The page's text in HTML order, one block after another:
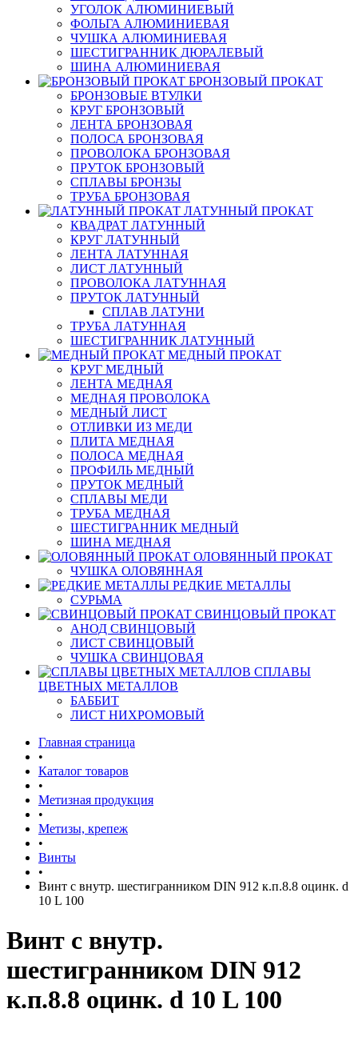
УГОЛОК АЛЮМИНИЕВЫЙ
ФОЛЬГА АЛЮМИНИЕВАЯ
ЧУШКА АЛЮМИНИЕВАЯ
ШЕСТИГРАННИК ДЮРАЛЕВЫЙ
ШИНА АЛЮМИНИЕВАЯ
БРОНЗОВЫЙ ПРОКАТ
БРОНЗОВЫЕ ВТУЛКИ
КРУГ БРОНЗОВЫЙ
ЛЕНТА БРОНЗОВАЯ
ПОЛОСА БРОНЗОВАЯ
ПРОВОЛОКА БРОНЗОВАЯ
ПРУТОК БРОНЗОВЫЙ
СПЛАВЫ БРОНЗЫ
ТРУБА БРОНЗОВАЯ
ЛАТУННЫЙ ПРОКАТ
КВАДРАТ ЛАТУННЫЙ
КРУГ ЛАТУННЫЙ
ЛЕНТА ЛАТУННАЯ
ЛИСТ ЛАТУННЫЙ
ПРОВОЛОКА ЛАТУННАЯ
ПРУТОК ЛАТУННЫЙ
СПЛАВ ЛАТУНИ
ТРУБА ЛАТУННАЯ
ШЕСТИГРАННИК ЛАТУННЫЙ
МЕДНЫЙ ПРОКАТ
КРУГ МЕДНЫЙ
ЛЕНТА МЕДНАЯ
МЕДНАЯ ПРОВОЛОКА
МЕДНЫЙ ЛИСТ
ОТЛИВКИ ИЗ МЕДИ
ПЛИТА МЕДНАЯ
ПОЛОСА МЕДНАЯ
ПРОФИЛЬ МЕДНЫЙ
ПРУТОК МЕДНЫЙ
СПЛАВЫ МЕДИ
ТРУБА МЕДНАЯ
ШЕСТИГРАННИК МЕДНЫЙ
ШИНА МЕДНАЯ
ОЛОВЯННЫЙ ПРОКАТ
ЧУШКА ОЛОВЯННАЯ
РЕДКИЕ МЕТАЛЛЫ
СУРЬМА
СВИНЦОВЫЙ ПРОКАТ
АНОД СВИНЦОВЫЙ
ЛИСТ СВИНЦОВЫЙ
ЧУШКА СВИНЦОВАЯ
СПЛАВЫ
ЦВЕТНЫХ МЕТАЛЛОВ
БАББИТ
ЛИСТ НИХРОМОВЫЙ
Главная страница
•
Каталог товаров
•
Метизная продукция
•
Метизы, крепеж
•
Винты
•
Винт с внутр. шестигранником DIN 912 к.п.8.8 оцинк. d
10 L 100
Винт с внутр.
шестигранником DIN 912
к.п.8.8 оцинк. d 10 L 100